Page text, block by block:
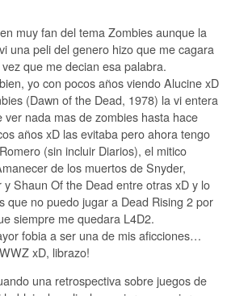
muy fan del tema Zombies aunque la
una peli del genero hizo que me cagara
que me decian esa palabra.
yo con pocos años viendo Alucine xD
(Dawn of the Dead, 1978) la vi entera
ver nada mas de zombies hasta hace
años xD las evitaba pero ahora tengo
(sin incluir Diarios), el mitico
de los muertos de Snyder,
y Shaun Of the Dead entre otras xD y lo
que no puedo jugar a Dead Rising 2 por
siempre me quedara L4D2.
fobia a ser una de mis aficciones…
xD, librazo!
una retrospectiva sobre juegos de